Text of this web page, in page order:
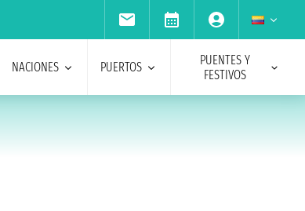
NACIONES PUERTOS
PUENTES Y
FESTIVOS